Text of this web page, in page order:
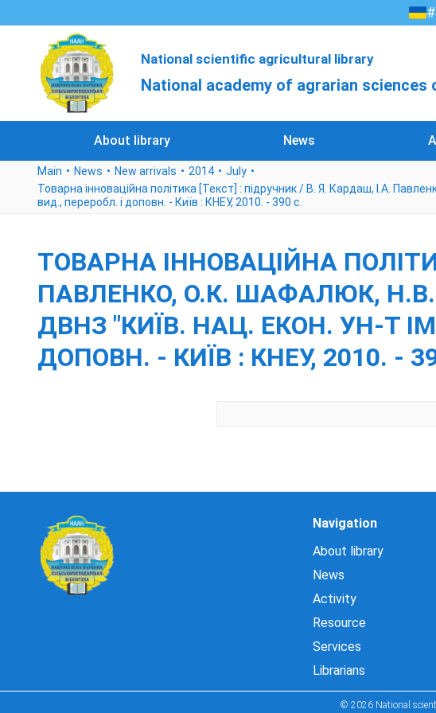
National scientific agricultural library
National academy of agrarian sciences
About library News
Main News New arrivals 2014
July
Товарна інноваційна політика [Текст] : підручник / В. Я. Кардаш, І.А.
вид., переробл. і доповн. - Київ : КНЕУ, 2010. - 390 с.
ТОВАРНА ІННОВАЦІЙНА
ПАВЛЕНКО, О.К. ШАФАЛЮК, Н.В.
ДВНЗ "КИЇВ. НАЦ. ЕКОН. УН-Т
ДОПОВН. - КИЇВ : КНЕУ, 2010. -
Navigation
About library
News
Activity
Resource
Services
Librarians
© 2026 National